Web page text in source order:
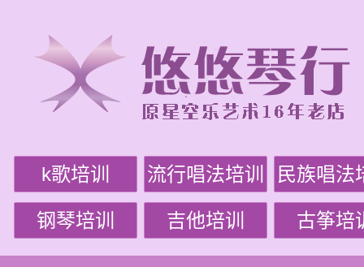
k歌培训 流行唱法培训 民族唱法
钢琴培训 吉他培训 古筝培